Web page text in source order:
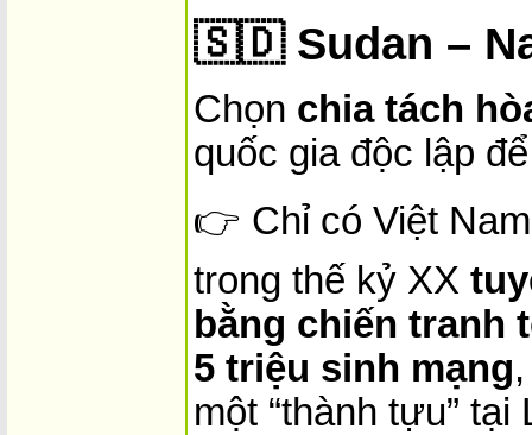
🇸🇩 Sudan –
Chọn chia tách
quốc gia độc lập
👉 Chỉ có Việt
trong thế kỷ XX
bằng chiến tranh
5 triệu sinh mạng
một “thành tựu”